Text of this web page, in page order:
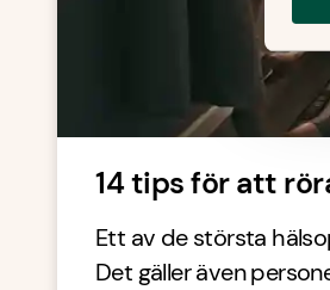
14 tips för att
Ett av de största
Det gäller även